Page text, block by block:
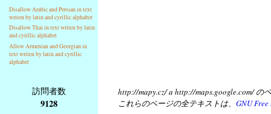
Disallow Arabic and Persian in text
writen by latin and cyrillic alphabet
Disallow Thai in text writen by latin
and cyrillic alphabet
Allow Armenian and Georgian in
text writen by latin and cyrillic
alphabet
訪問者数
9128
http://mapy.cz/ a http://maps.google.com/
これらのページの全テキストは、 GNU